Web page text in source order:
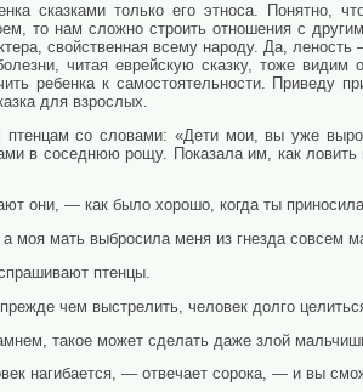
сказками только его этноса. Понятно,
то нам сложно строить отношения с
свойственная всему народу. Да,
читая еврейскую сказку, тоже видим
ребенка к самостоятельности. Приведу
для взрослых.
птенцам со словами: «Дети мои, вы уже
в соседнюю рощу. Показала им, как
они, — как было хорошо, когда ты приносила
мать выбросила меня из гнезда совсем
птенцы.
чем выстрелить, человек долго
такое может сделать даже злой
нагибается, — отвечает сорока, — и вы